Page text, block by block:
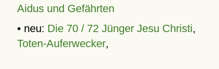
Aidus und Gefährten
• neu: Die 70 / 72 Jünger Jesu Christi,
Toten-Auferwecker,